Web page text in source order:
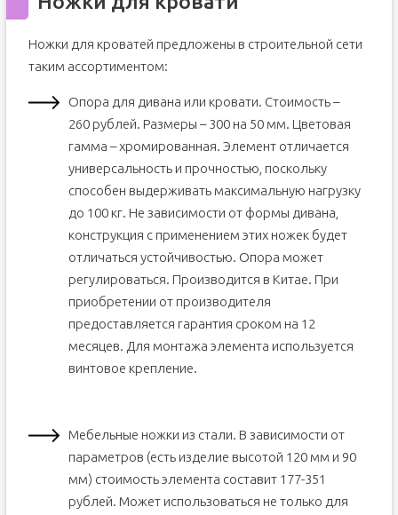
Ножки для кроватей предложены в строительной сети
таким ассортиментом:
Опора для дивана или кровати. Стоимость –
260 рублей. Размеры – 300 на 50 мм. Цветовая
гамма – хромированная. Элемент отличается
универсальность и прочностью, поскольку
способен выдерживать максимальную нагрузку
до 100 кг. Не зависимости от формы дивана,
конструкция с применением этих ножек будет
отличаться устойчивостью. Опора может
регулироваться. Производится в Китае. При
приобретении от производителя
предоставляется гарантия сроком на 12
месяцев. Для монтажа элемента используется
винтовое крепление.
Мебельные ножки из стали. В зависимости от
параметров (есть изделие высотой 120 мм и 90
мм) стоимость элемента составит 177-351
рублей. Может использоваться не только для